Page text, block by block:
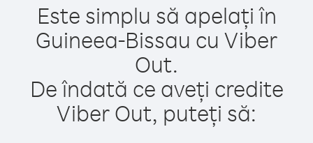
Este simplu să apelați în
Guineea-Bissau cu Viber
Out.
De îndată ce aveți credite
Viber Out, puteți să: